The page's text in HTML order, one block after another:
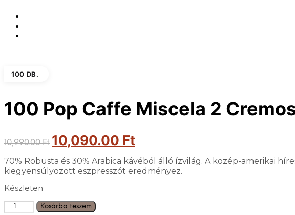
100 DB.
100 Pop Caffe Miscela 2
10,990.00Ft
Original
price
was:
10,990.00 Ft.
10,090.00 FtCurrent
price
is:
10,090.00 Ft.
70% Robusta és 30% Arabica kávéból álló ízvilág. A közép-amerikai
kiegyensúlyozott eszpresszót eredményez.
Készleten
MennyiségKosárba teszem